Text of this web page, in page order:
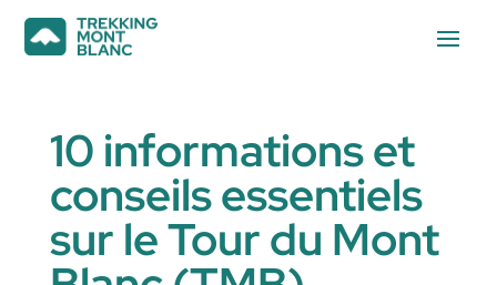
10 informations et
conseils essentiels
sur le Tour du Mont